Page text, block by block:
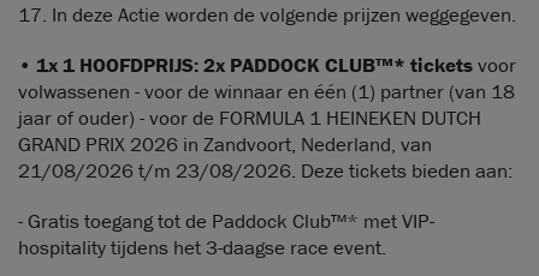
17. In deze Actie worden de volgende prijzen weggegeven.
• 1x 1 HOOFDPRIJS: 2x PADDOCK CLUB™* ticketsvoor
volwassenen - voor de winnaar en één (1) partner (van 18
jaar of ouder) - voor de FORMULA 1 HEINEKEN DUTCH
GRAND PRIX 2026 in Zandvoort, Nederland, van
21/08/2026 t/m 23/08/2026. Deze tickets bieden aan:
- Gratis toegang tot de Paddock Club™* met VIP-
hospitality tijdens het 3-daagse race event.